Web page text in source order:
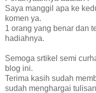
Saya manggil apa ke
komen ya.
1 orang yang benar dan
hadiahnya.
Semoga srtikel semi
blog ini.
Terima kasih sudah
sudah menghargai